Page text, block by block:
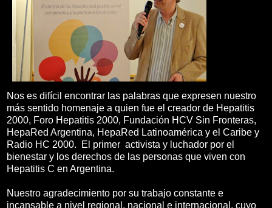
Nos es difícil encontrar las palabras que expresen nuestro
más sentido homenaje a quien fue el creador de Hepatitis
2000, Foro Hepatitis 2000, Fundación HCV Sin Fronteras,
HepaRed Argentina, HepaRed Latinoamérica y el Caribe y
Radio HC 2000. El primer activista y luchador por el
bienestar y los derechos de las personas que viven con
Hepatitis C en Argentina.
Nuestro agradecimiento por su trabajo constante e
incansable a nivel regional, nacional e internacional, cuyo